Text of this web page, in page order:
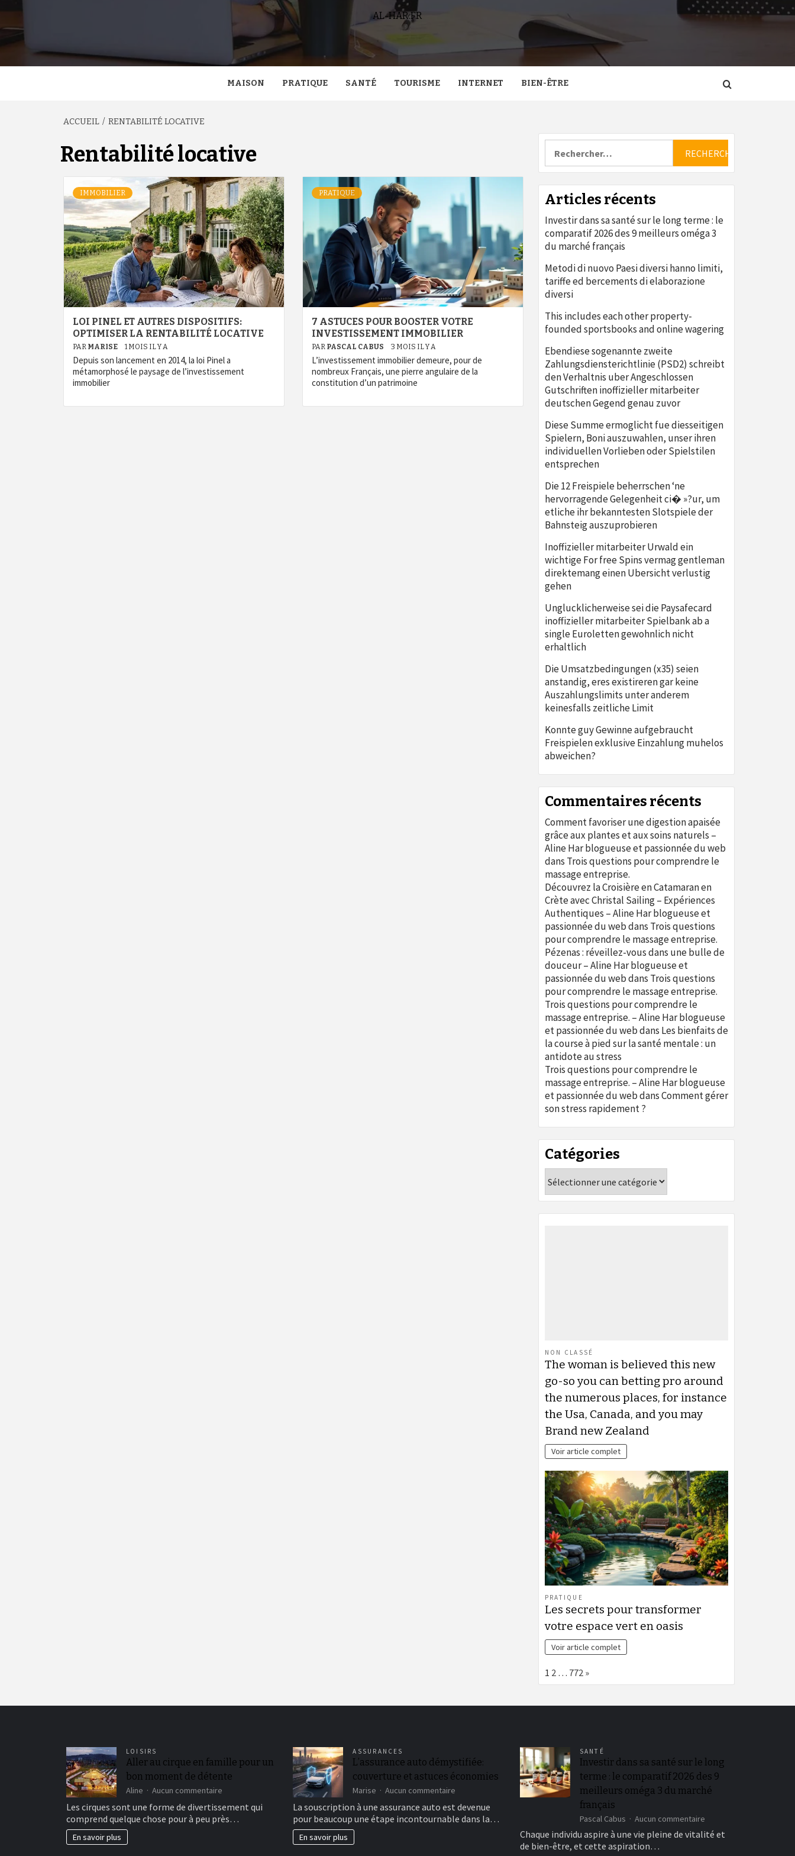
AL-HAR.FR
MAISON PRATIQUE SANTÉ TOURISME INTERNET BIEN-ÊTRE
ACCUEIL RENTABILITÉ LOCATIVE
Rentabilité locative
IMMOBILIER
LOI PINEL ET AUTRES DISPOSITIFS:
OPTIMISER LA RENTABILITÉ LOCATIVE
PAR MARISE 1 MOIS IL Y A
Depuis son lancement en 2014, la loi Pinel a
métamorphosé le paysage de l’investissement
immobilier
PRATIQUE
7 ASTUCES POUR BOOSTER VOTRE
INVESTISSEMENT IMMOBILIER
PAR PASCAL CABUS 3 MOIS IL Y A
L’investissement immobilier demeure, pour de
nombreux Français, une pierre angulaire de la
constitution d’un patrimoine
Articles récents
Investir dans sa santé sur le long terme : le
comparatif 2026 des 9 meilleurs oméga 3
du marché français
Metodi di nuovo Paesi diversi hanno limiti,
tariffe ed bercements di elaborazione
diversi
This includes each other property-
founded sportsbooks and online wagering
Ebendiese sogenannte zweite
Zahlungsdiensterichtlinie (PSD2) schreibt
den Verhaltnis uber Angeschlossen
Gutschriften inoffizieller mitarbeiter
deutschen Gegend genau zuvor
Diese Summe ermoglicht fue diesseitigen
Spielern, Boni auszuwahlen, unser ihren
individuellen Vorlieben oder Spielstilen
entsprechen
Die 12 Freispiele beherrschen ‘ne
hervorragende Gelegenheit ci� »?ur, um
etliche ihr bekanntesten Slotspiele der
Bahnsteig auszuprobieren
Inoffizieller mitarbeiter Urwald ein
wichtige For free Spins vermag gentleman
direktemang einen Ubersicht verlustig
gehen
Unglucklicherweise sei die Paysafecard
inoffizieller mitarbeiter Spielbank ab a
single Euroletten gewohnlich nicht
erhaltlich
Die Umsatzbedingungen (x35) seien
anstandig, eres existireren gar keine
Auszahlungslimits unter anderem
keinesfalls zeitliche Limit
Konnte guy Gewinne aufgebraucht
Freispielen exklusive Einzahlung muhelos
abweichen?
Commentaires récents
Comment favoriser une digestion apaisée
grâce aux plantes et aux soins naturels –
Aline Har blogueuse et passionnée du web
dans Trois questions pour comprendre le
massage entreprise.
Découvrez la Croisière en Catamaran en
Crète avec Christal Sailing – Expériences
Authentiques – Aline Har blogueuse et
passionnée du webdans Trois questions
pour comprendre le massage entreprise.
Pézenas : réveillez-vous dans une bulle de
douceur – Aline Har blogueuse et
passionnée du webdans Trois questions
pour comprendre le massage entreprise.
Trois questions pour comprendre le
massage entreprise. – Aline Har blogueuse
et passionnée du webdans Les bienfaits de
la course à pied sur la santé mentale : un
antidote au stress
Trois questions pour comprendre le
massage entreprise. – Aline Har blogueuse
et passionnée du webdansComment gérer
son stress rapidement ?
Catégories
NON CLASSÉ
The woman is believed this new
go-so you can betting pro around
the numerous places, for instance
the Usa, Canada, and you may
Brand new Zealand
Voir article complet
PRATIQUE
Les secrets pour transformer
votre espace vert en oasis
Voir article complet
Page:
1 2 … 772 Next
»
LOISIRS
Aller au cirque en famille pour un
bon moment de détente
Aline Aucun commentaire
au
cirque
Les cirques sont une forme de divertissement qui
comprend quelque chose pour à peu près…
En savoir plus
ASSURANCES
L’assurance auto démystifiée:
couverture et astuces économies
Marise Aucun commentaire
auto
démystifiée:
La souscription à une assurance auto est devenue
pour beaucoup une étape incontournable dans la…
En savoir plus
SANTÉ
Investir dans sa santé sur le long
terme : le comparatif 2026 des 9
meilleurs oméga 3 du marché
français
Pascal Cabus Aucun commentairesur
Investir
dans
Chaque individu aspire à une vie pleine de vitalité et
de bien-être, et cette aspiration…